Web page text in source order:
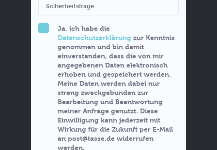
Ja, ich habe die
Datenschutzerklärung zur Kenntnis
genommen und bin damit
einverstanden, dass die von mir
angegebenen Daten elektronisch
erhoben und gespeichert werden.
Meine Daten werden dabei nur
streng zweckgebunden zur
Bearbeitung und Beantwortung
meiner Anfrage genutzt. Diese
Einwilligung kann jederzeit mit
Wirkung für die Zukunft per E-Mail
an post@tasse.de widerrufen
werden.